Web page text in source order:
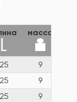
масса
25
9
25
9
25
9